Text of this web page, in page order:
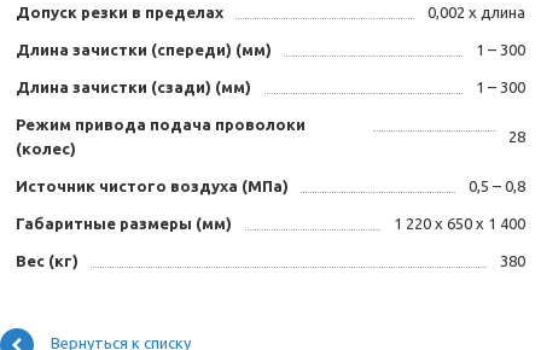
Допуск резки в пределах 0,002 х длина
Длина зачистки (спереди) (мм) 1 – 300
Длина зачистки (сзади) (мм) 1 – 300
Режим привода подача проволоки
(колес)
28
Источник чистого воздуха (МПа) 0,5 – 0,8
Габаритные размеры (мм) 1 220 х 650 х 1 400
Вес (кг) 380
Вернуться к списку